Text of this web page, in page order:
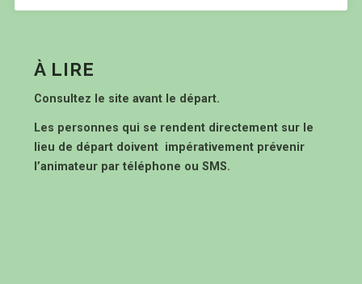
À LIRE
Consultez le site avant le départ.
Les personnes qui se rendent directement sur le
lieu de départ doivent impérativement prévenir
l’animateur par téléphone ou SMS.